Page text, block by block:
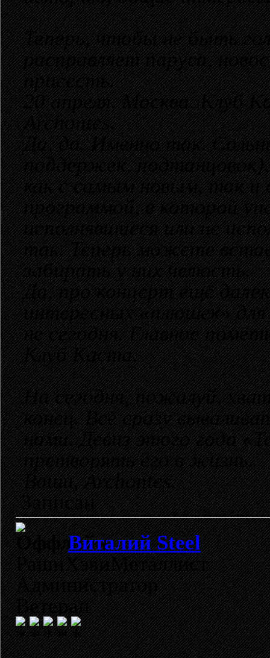
Теперь, чтобы не быть
расправляет паруса,
присесть.
20 апреля. Москва. Клуб
Archontes.
Да, да. Именно так.
поддержек,
как с самым новым, так
программой, в которой
исполнявшиеся или не
так. Теперь можете
забирать у них челюсть.
Да, про концерт ещё
интересных «плюшек»
не сегодня. Главное
Клуб Каста.
На сегодня, пожалуй,
конец. Всё сразу
нами. Девиз этого года
претворять его в жизнь.
Ваши, Archontes.
Записан
Виталий Steel
РашнХэвиМеталлист
Администратор
Ветеран